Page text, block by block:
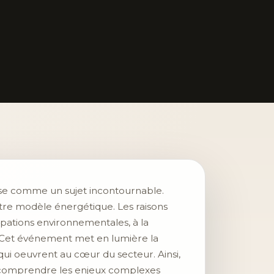
comme un sujet incontournable.
modèle énergétique. Les raisons
environnementales, à la
événement met en lumière la
oeuvrent au cœur du secteur. Ainsi,
les enjeux complexes